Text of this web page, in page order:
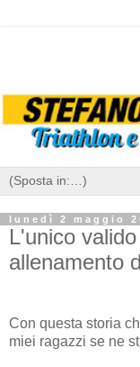
lunedì 2 maggio
L'unico
allenamento
Con questa storia
miei ragazzi se ne